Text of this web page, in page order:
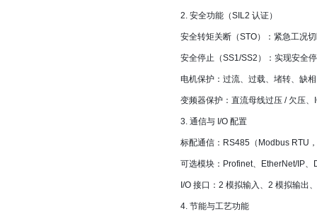
2. 安全功能（SIL2 认证）
安全转矩关断（STO）：紧急工况
安全停止（SS1/SS2）：实现安全
电机保护：过流、过载、堵转、缺
变频器保护：直流母线过压 / 欠压
3. 通信与 I/O 配置
标配通信：RS485（Modbus RTU
可选模块：Profinet、EtherNet/IP
I/O 接口：2 模拟输入、2 模拟输出
4. 节能与工艺功能